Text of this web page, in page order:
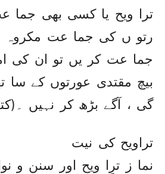
ترا ویح یا کسی بھی جما
رتو ں کی جما عت مکروہ
جما عت کر یں تو ان کی
بیچ مقتدی عورتوں کے
گی ، آگے بڑھ کر نہیں
تراویح کی نیت
نما ز ترِا ویح اور سنن و